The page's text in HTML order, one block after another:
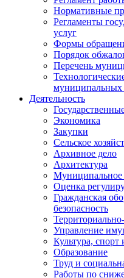
Нормативные
Регламенты
услуг
Формы
Порядок
Перечень
муниципальных
Деятельность
Экономика
Закупки
Сельское
Архивное дело
Архитектура
Муниципальное
Оценка
Гражданская
безопасность
Управление
Культура,
Образование
Труд и
Работы по